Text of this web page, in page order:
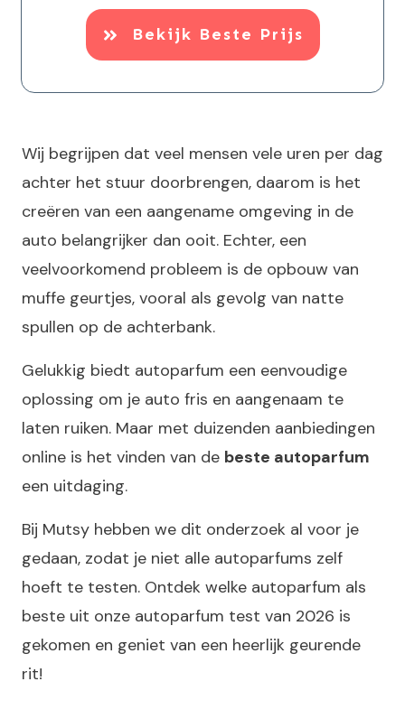
Bekijk Beste Prijs
Wij begrijpen dat veel mensen vele uren per dag
achter het stuur doorbrengen, daarom is het
creëren van een aangename omgeving in de
auto belangrijker dan ooit. Echter, een
veelvoorkomend probleem is de opbouw van
muffe geurtjes, vooral als gevolg van natte
spullen op de achterbank.
Gelukkig biedt autoparfum een eenvoudige
oplossing om je auto fris en aangenaam te
laten ruiken. Maar met duizenden aanbiedingen
online is het vinden van de beste autoparfum
een uitdaging.
Bij Mutsy hebben we dit onderzoek al voor je
gedaan, zodat je niet alle autoparfums zelf
hoeft te testen. Ontdek welke autoparfum als
beste uit onze autoparfum test van 2026 is
gekomen en geniet van een heerlijk geurende
rit!